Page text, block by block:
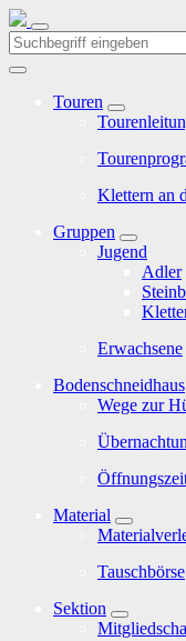
Touren
Klettern an
Gruppen
Jugend
Adler
Erwachsene
Bodenschneidhaus
Wege zur
Material
Tauschbörse
Sektion